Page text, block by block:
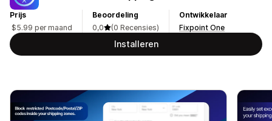
Prijs
$5.99 per maand
Beoordeling
0,0
(0 Recensies)
Ontwikkelaar
Fixpoint One
Installeren